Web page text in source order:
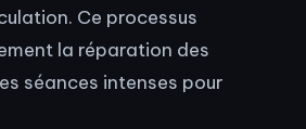
Ce processus
la réparation des
séances intenses pour